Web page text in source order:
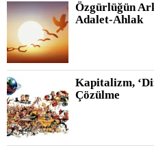
Özgürlüğün
Adalet-Ahlak
Kapitalizm,
Çözülme